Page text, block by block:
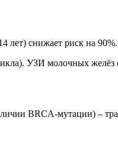
лет) снижает риск на 90%.
УЗИ молочных желёз
BRCA-мутации) –